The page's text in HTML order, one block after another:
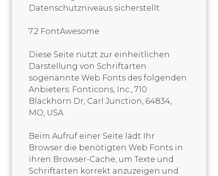
Datenschutzniveaus sicherstellt.
7.2 FontAwesome
Diese Seite nutzt zur einheitlichen
Darstellung von Schriftarten
sogenannte Web Fonts des folgenden
Anbieters: Fonticons, Inc., 710
Blackhorn Dr, Carl Junction, 64834,
MO, USA
Beim Aufruf einer Seite lädt Ihr
Browser die benötigten Web Fonts in
ihren Browser-Cache, um Texte und
Schriftarten korrekt anzuzeigen und